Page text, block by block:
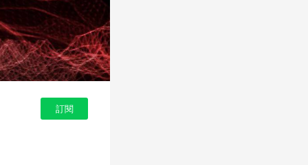
訂閱